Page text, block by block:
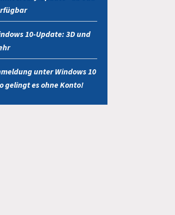
10-Update: 3D und
unter Windows 10
gelingt es ohne Konto!